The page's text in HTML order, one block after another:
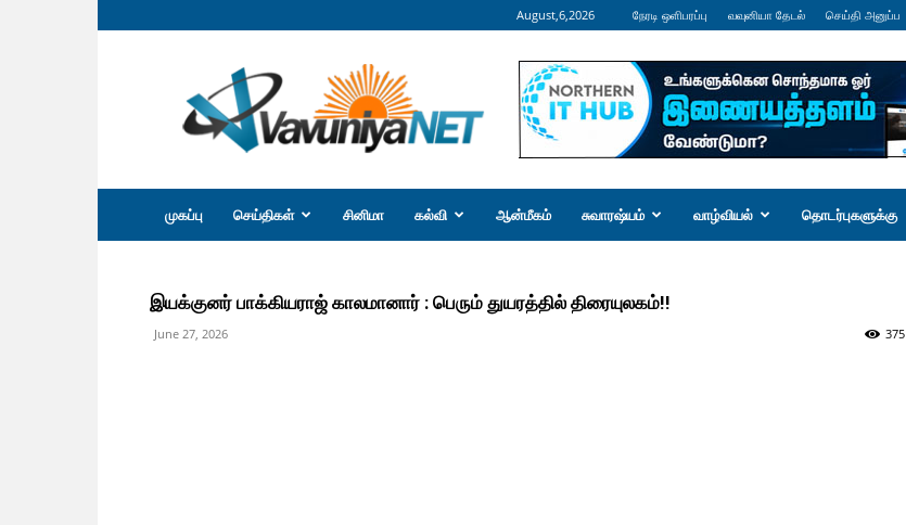
August,6,2026 நேரடி ஒளிபரப்பு வவுனியா தேடல் செய்தி அனுப்ப
வவுனியா
நெற்
முகப்பு செய்திகள் சினிமா கல்வி ஆன்மீகம் சுவாரஷ்யம் வாழ்வியல் தொடர்புகளுக்கு
இயக்குனர் பாக்கியராஜ் காலமானார் : பெரும் துயரத்தில் திரையுலகம்!!
June 27, 2026 375